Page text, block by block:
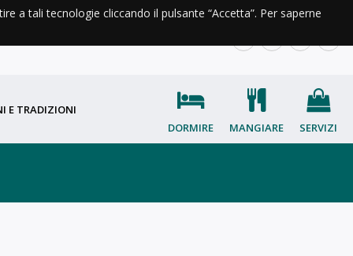
E TRADIZIONI
DORMIRE
MANGIARE SERVIZI
a tali tecnologie cliccando il pulsante “Accetta”. Per saperne